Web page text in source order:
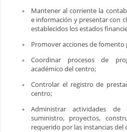
Mantener al corriente la
e información y presentar con
establecidos los estados
Promover acciones de
Coordinar procesos de
académico del centro;
Controlar el registro de
centro;
Administrar actividades de
suministro, proyectos,
requerido por las instancias del